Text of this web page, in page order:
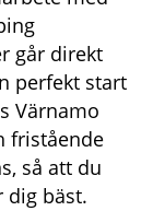
går direkt
perfekt start
Värnamo
fristående
så att du
dig bäst.